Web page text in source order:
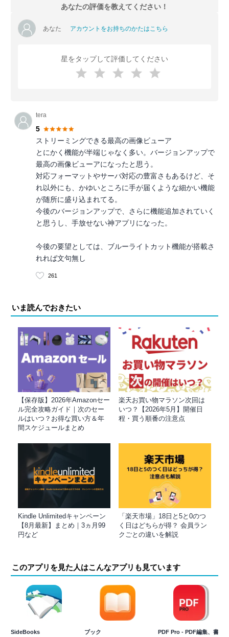
あなたの評価を教えてください！
あなた アカウントをお持ちのかたはこちら
星をタップして評価してください
tera
5
ストリーミングできる最高の画像ビューア
とにかく機能が半端じゃなく多い。バージョンアップで
最高の画像ビューアになったと思う。
対応フォーマットやサーバ対応の豊富さもあるけど、そ
れ以外にも、かゆいところに手が届くような細かい機能
が随所に盛り込まれてる。
今後のバージョンアップで、さらに機能追加されていく
と思うし、手放せない神アプリになった。
今後の要望としては、ブルーライトカット機能が搭載さ
れれば文句無し
261
いま読んでおきたい
【保存版】2026年Amazonセー
ル完全攻略ガイド｜次のセー
ルはいつ？お得な買い方＆年
間スケジュールまとめ
楽天お買い物マラソン次回は
いつ？【2026年5月】開催日
程・買う順番の注意点
Kindle Unlimitedキャンペーン
【8月最新】まとめ｜3ヵ月99
円など
「楽天市場」18日と5と0のつ
く日はどちらが得？ 会員ラン
クごとの違いを解説
このアプリを見た人はこんなアプリも見ています
SideBooks ブック
PDF Pro - PDF編集、書き